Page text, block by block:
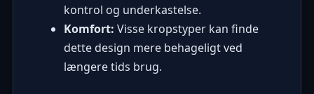
kontrol og underkastelse.
Komfort: Visse kropstyper kan finde
dette design mere behageligt ved
længere tids brug.